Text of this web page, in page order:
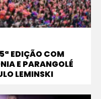
EDIÇÃO COM
E PARANGOLÉ
LEMINSKI